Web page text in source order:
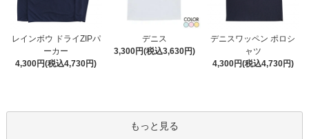
レインボウ ドライZIPパ
ーカー
4,300円(税込4,730円)
デニス
3,300円(税込3,630円)
デニスワッペン ポロシ
ャツ
4,300円(税込4,730円)
もっと見る